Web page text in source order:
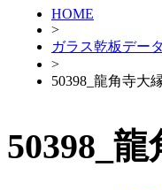
HOME
>
ガラス乾板デー
>
50398_龍角寺大
50398_